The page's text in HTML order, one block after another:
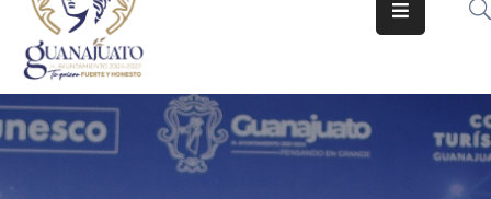
Trámites
Noticias
Transparencia